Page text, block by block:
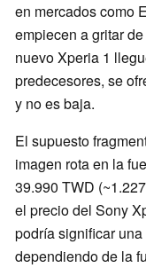
en mercados como
empiecen a gritar
nuevo Xperia 1
predecesores, se
y no es baja.
El supuesto
imagen rota en la
39.990 TWD
el precio del Sony
podría significar
dependiendo de la